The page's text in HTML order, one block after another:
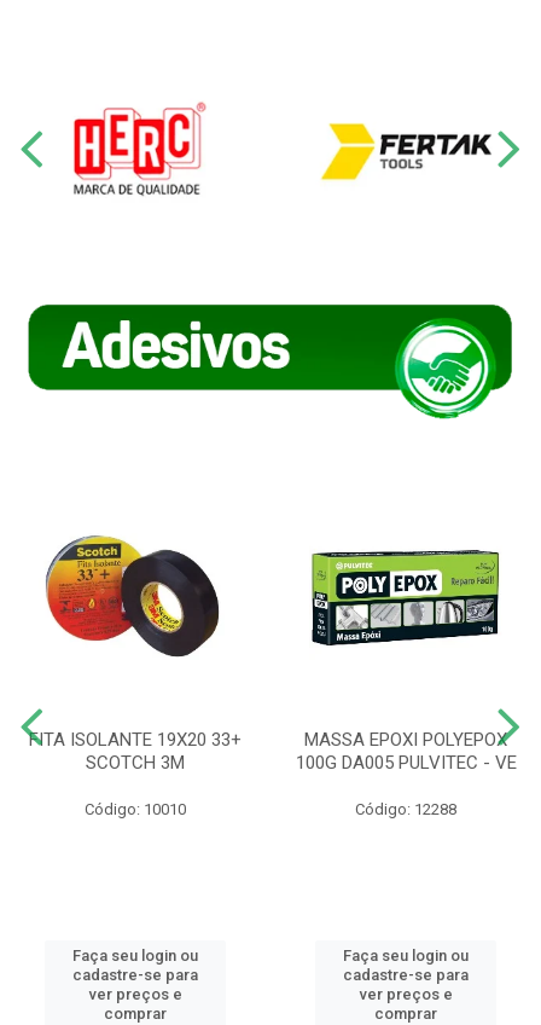
FITA ISOLANTE 19X20 33+
SCOTCH 3M
Código: 10010
Faça seu login ou
cadastre-se para
ver preços e
comprar
MASSA EPOXI POLYEPOX
100G DA005 PULVITEC - VE
Código: 12288
Faça seu login ou
cadastre-se para
ver preços e
comprar